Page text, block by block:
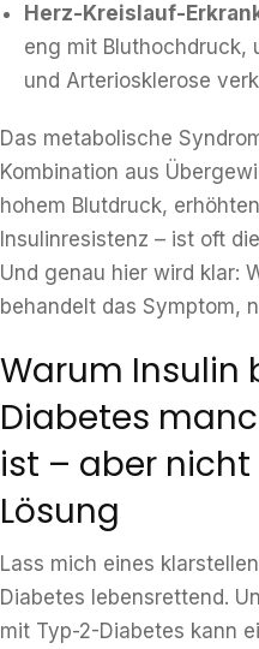
Herz-Kreislauf-
eng mit Bluthochdruck,
und Arteriosklerose
Das metabolische
Kombination aus
hohem Blutdruck,
Insulinresistenz – ist oft
Und genau hier wird klar:
behandelt das Symptom,
Warum Insulin
Diabetes
ist – aber
Lösung
Lass mich eines
Diabetes lebensrettend.
mit Typ-2-Diabetes kann